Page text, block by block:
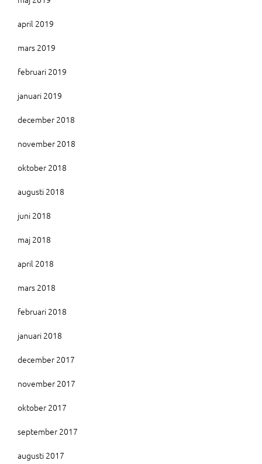
april 2019
mars 2019
februari 2019
januari 2019
december 2018
november 2018
oktober 2018
augusti 2018
juni 2018
maj 2018
april 2018
mars 2018
februari 2018
januari 2018
december 2017
november 2017
oktober 2017
september 2017
augusti 2017